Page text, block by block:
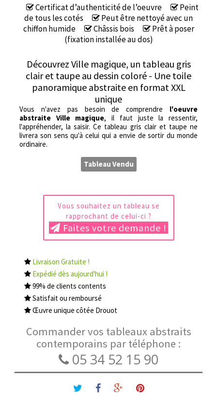
Certificat d’authenticité de l’oeuvre
Peint
de tous les cotés
Peut être nettoyé avec un
chiffon humide
Châssis bois
Prêt à poser
(fixation installée au dos)
Découvrez Ville magique, un tableau gris
clair et taupe au dessin coloré - Une toile
panoramique abstraite en format XXL
unique
Vous n'avez pas besoin de comprendre l'oeuvre
abstraite Ville magique, il faut juste la ressentir,
l'appréhender, la saisir. Ce tableau gris clair et taupe ne
livrera son sens qu'à celui qui a envie de sortir du monde
ordinaire.
Tableau Vendu
Vous souhaitez un tableau se
rapprochant de celui-ci ?
Faites votre demande !
Livraison Gratuite !
Expédié dès aujourd'hui !
99% de clients contents
Satisfait ou remboursé
Œuvre unique côtée Drouot
Commander vos tableaux abstraits
contemporains par téléphone :
05 34 52 15 90